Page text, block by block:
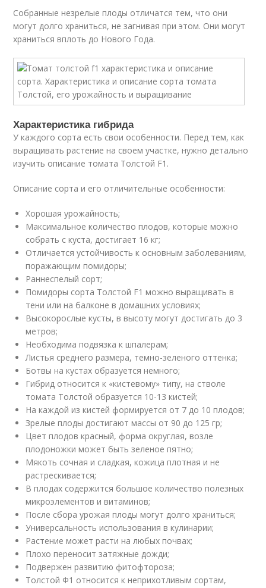
Собранные незрелые плоды отличатся тем, что они
могут долго храниться, не загнивая при этом. Они могут
храниться вплоть до Нового Года.
Характеристика гибрида
У каждого сорта есть свои особенности. Перед тем, как
выращивать растение на своем участке, нужно детально
изучить описание томата Толстой F1.
Описание сорта и его отличительные особенности:
Хорошая урожайность;
Максимальное количество плодов, которые можно
собрать с куста, достигает 16 кг;
Отличается устойчивость к основным заболеваниям,
поражающим помидоры;
Раннеспелый сорт;
Помидоры сорта Толстой F1 можно выращивать в
тени или на балконе в домашних условиях;
Высокорослые кусты, в высоту могут достигать до 3
метров;
Необходима подвязка к шпалерам;
Листья среднего размера, темно-зеленого оттенка;
Ботвы на кустах образуется немного;
Гибрид относится к «кистевому» типу, на стволе
томата Толстой образуется 10-13 кистей;
На каждой из кистей формируется от 7 до 10 плодов;
Зрелые плоды достигают массы от 90 до 125 гр;
Цвет плодов красный, форма округлая, возле
плодоножки может быть зеленое пятно;
Мякоть сочная и сладкая, кожица плотная и не
растрескивается;
В плодах содержится большое количество полезных
микроэлементов и витаминов;
После сбора урожая плоды могут долго храниться;
Универсальность использования в кулинарии;
Растение может расти на любых почвах;
Плохо переносит затяжные дожди;
Подвержен развитию фитофтороза;
Толстой Ф1 относится к неприхотливым сортам,